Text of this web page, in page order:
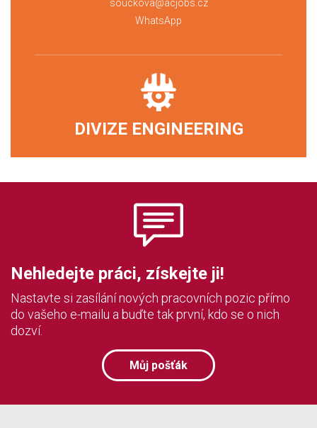
souckova@acjobs.cz
WhatsApp
DIVIZE ENGINEERING
Nehledejte práci, získejte ji!
Nastavte si zasílání nových pracovních pozic přímo
do vašeho e-mailu a buďte tak první, kdo se o nich
dozví.
Můj pošťák